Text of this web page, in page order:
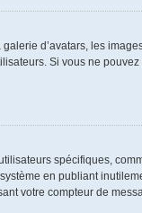
d’avatars, les
Si vous ne
spécifiques,
en publiant
votre compteur de